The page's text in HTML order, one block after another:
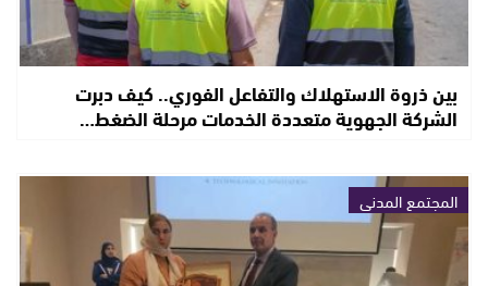
بين ذروة الاستهلاك والتفاعل الفوري.. كيف دبرت
الشركة الجهوية متعددة الخدمات مرحلة الضغط…
المجتمع المدني